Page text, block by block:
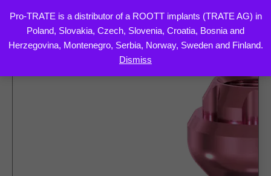
Pro-TRATE is a distributor of a ROOTT implants (TRATE AG) in
Poland, Slovakia, Czech, Slovenia, Croatia, Bosnia and
Herzegovina, Montenegro, Serbia, Norway, Sweden and Finland.
Dismiss
to